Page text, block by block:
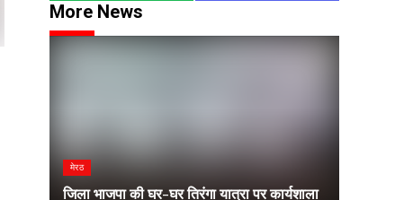
More News
मेरठ
जिला भाजपा की घर-घर तिरंगा यात्रा पर कार्यशाला